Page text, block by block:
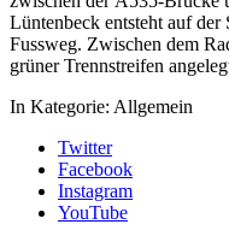
Lüntenbeck entsteht auf der
Fussweg. Zwischen dem
grüner Trennstreifen
In Kategorie: Allgemein
Twitter
Facebook
Instagram
YouTube